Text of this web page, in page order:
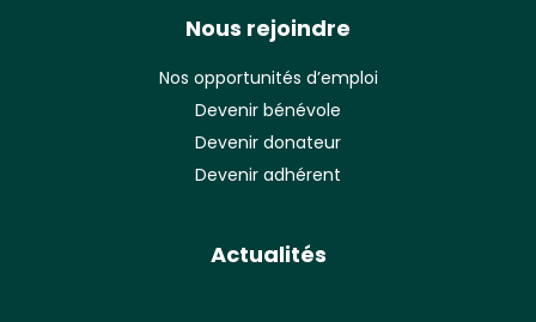
Nous rejoindre
Nos opportunités d’emploi
Devenir bénévole
Devenir donateur
Devenir adhérent
Actualités